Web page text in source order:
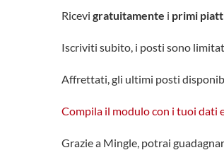
Ricevi gratuitamente i primi
Iscriviti subito, i posti sono
Affrettati, gli ultimi posti
Compila il modulo con i tuoi dati
Grazie a Mingle, potrai